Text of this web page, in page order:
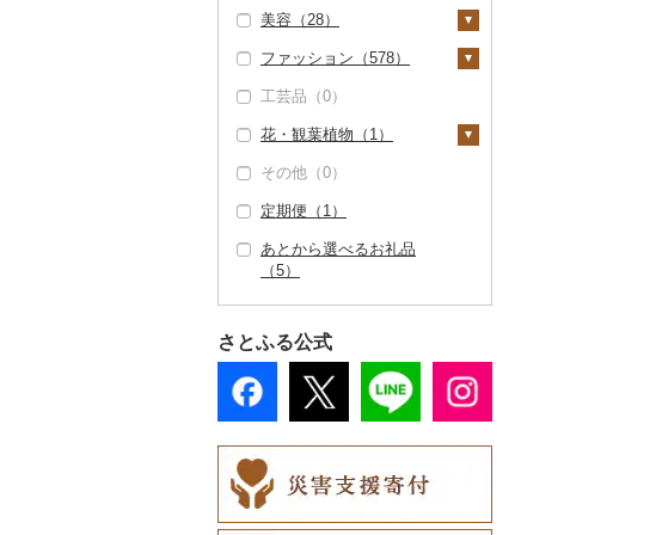
ゴルフ（0）
釣り（0）
サイクリング（0）
アウトドア・キャンプ
美容（28）
スキンケア（10）
化粧水・乳液・美容液
（3）
シャンプー・リンス
（0）
入浴剤（2）
アロマ（0）
その他美容（14）
ファッション（578）
鞄・バッグ（16）
トートバッグ・ショル
ツケース（6）
その他鞄・バッグ
（3）
洋服（201）
女性・レディース（6
子供・ベビー（45）
その他洋服（38）
和服（0）
靴・履物（257）
靴・シューズ（244）
（13）
その他靴・履物（0）
アクセサリー（12）
ス（0）
ピアス・イヤリング
真珠・パール（0）
その他アクセサリー
4）
財布（12）
ショール・ストール
（4）
ネクタイ・ベルト
工芸品（0）
花・観葉植物（1）
観葉植物・苗木（1）
花（0）
盆栽・その他（0）
その他（0）
定期便（1）
あとから選べるお礼品
（5）
さとふる公式